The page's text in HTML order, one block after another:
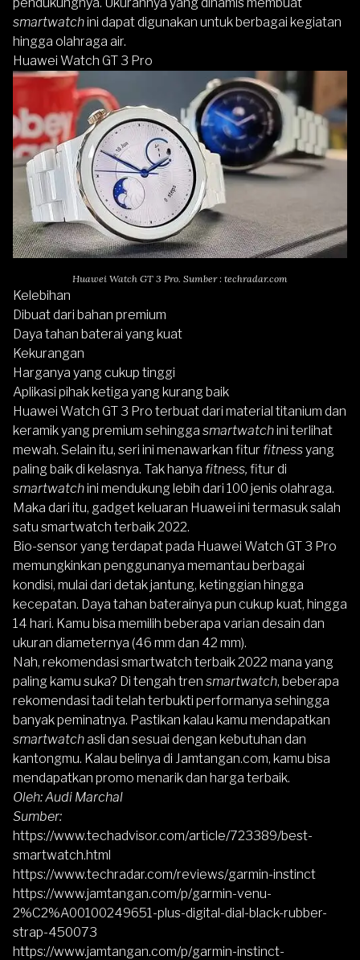
smartwatchini dapat digunakan untuk berbagai kegiatan
hingga olahraga air.
Huawei Watch GT 3 Pro
Huawei Watch GT 3 Pro. Sumber : techradar.com
Kelebihan
Dibuat dari bahan premium
Daya tahan baterai yang kuat
Kekurangan
Harganya yang cukup tinggi
Aplikasi pihak ketiga yang kurang baik
Huawei Watch GT 3 Pro terbuat dari material titanium dan
keramik yang premium sehingga smartwatchini terlihat
mewah. Selain itu, seri ini menawarkan fitur fitnessyang
paling baik di kelasnya. Tak hanya fitness, fitur di
smartwatchini mendukung lebih dari 100 jenis olahraga.
Maka dari itu, gadgetkeluaran Huawei ini termasuk salah
satu smartwatch terbaik 2022.
Bio-sensor yang terdapat pada Huawei Watch GT 3 Pro
memungkinkan penggunanya memantau berbagai
kondisi, mulai dari detak jantung, ketinggian hingga
kecepatan. Daya tahan baterainya pun cukup kuat, hingga
14 hari. Kamu bisa memilih beberapa varian desain dan
ukuran diameternya (46 mm dan 42 mm).
Nah, rekomendasi smartwatch terbaik 2022 mana yang
paling kamu suka? Di tengah tren smartwatch, beberapa
rekomendasi tadi telah terbukti performanya sehingga
banyak peminatnya. Pastikan kalau kamu mendapatkan
smartwatchasli dan sesuai dengan kebutuhan dan
kantongmu. Kalau belinya di Jamtangan.com, kamu bisa
mendapatkan promo menarik dan harga terbaik.
Oleh: Audi Marchal
Sumber:
https://www.techadvisor.com/article/723389/best-
smartwatch.html
https://www.techradar.com/reviews/garmin-instinct
https://www.jamtangan.com/p/garmin-venu-
2%C2%A00100249651-plus-digital-dial-black-rubber-
strap-450073
https://www.jamtangan.com/p/garmin-instinct-